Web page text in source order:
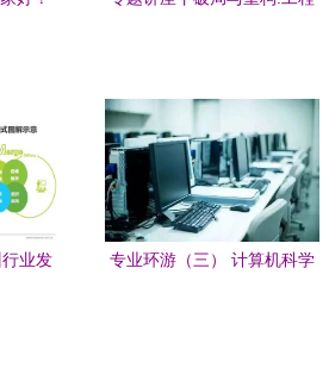
业发
专业环游（三） 计算机科学